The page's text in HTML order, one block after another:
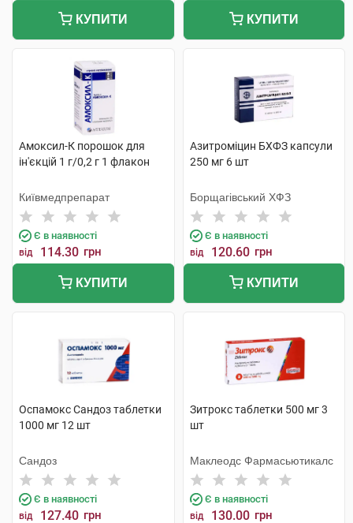
КУПИТИ КУПИТИ
Амоксил-К порошок для
ін'єкцій 1 г/0,2 г 1 флакон
Київмедпрепарат
Є в наявності
від 114.30 грн
КУПИТИ
Азитроміцин БХФЗ капсули
250 мг 6 шт
Борщагівський ХФЗ
Є в наявності
від 120.60 грн
КУПИТИ
Оспамокс Сандоз таблетки
1000 мг 12 шт
Сандоз
Є в наявності
від 127.40 грн
Зитрокс таблетки 500 мг 3
шт
Маклеодс Фармасьютикалс
Є в наявності
від 130.00 грн